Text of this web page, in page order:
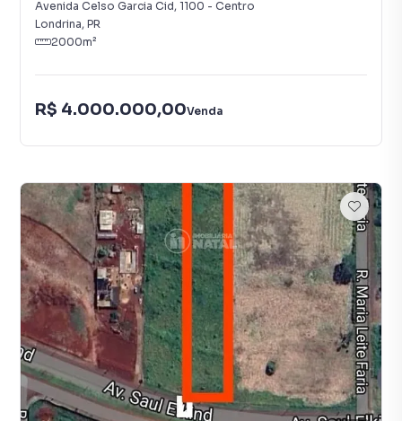
Avenida Celso Garcia Cid, 1100 - Centro
Londrina, PR
2000m²
R$ 4.000.000,00Venda